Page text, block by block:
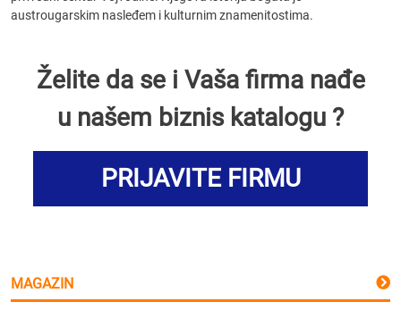
austrougarskim nasleđem i kulturnim znamenitostima.
Želite da se i Vaša firma nađe
u našem biznis katalogu ?
PRIJAVITE FIRMU
MAGAZIN